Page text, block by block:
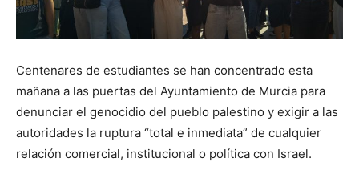
Centenares de estudiantes se han concentrado esta
mañana a las puertas del Ayuntamiento de Murcia para
denunciar el genocidio del pueblo palestino y exigir a las
autoridades la ruptura “total e inmediata” de cualquier
relación comercial, institucional o política con Israel.